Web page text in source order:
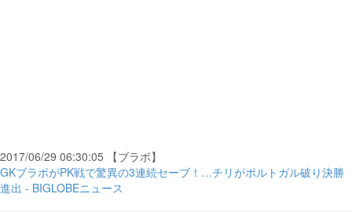
2017/06/29 06:30:05 【ブラボ】
GKブラボがPK戦で驚異の3連続セーブ！…チリがポルトガル破り決勝
進出 - BIGLOBEニュース